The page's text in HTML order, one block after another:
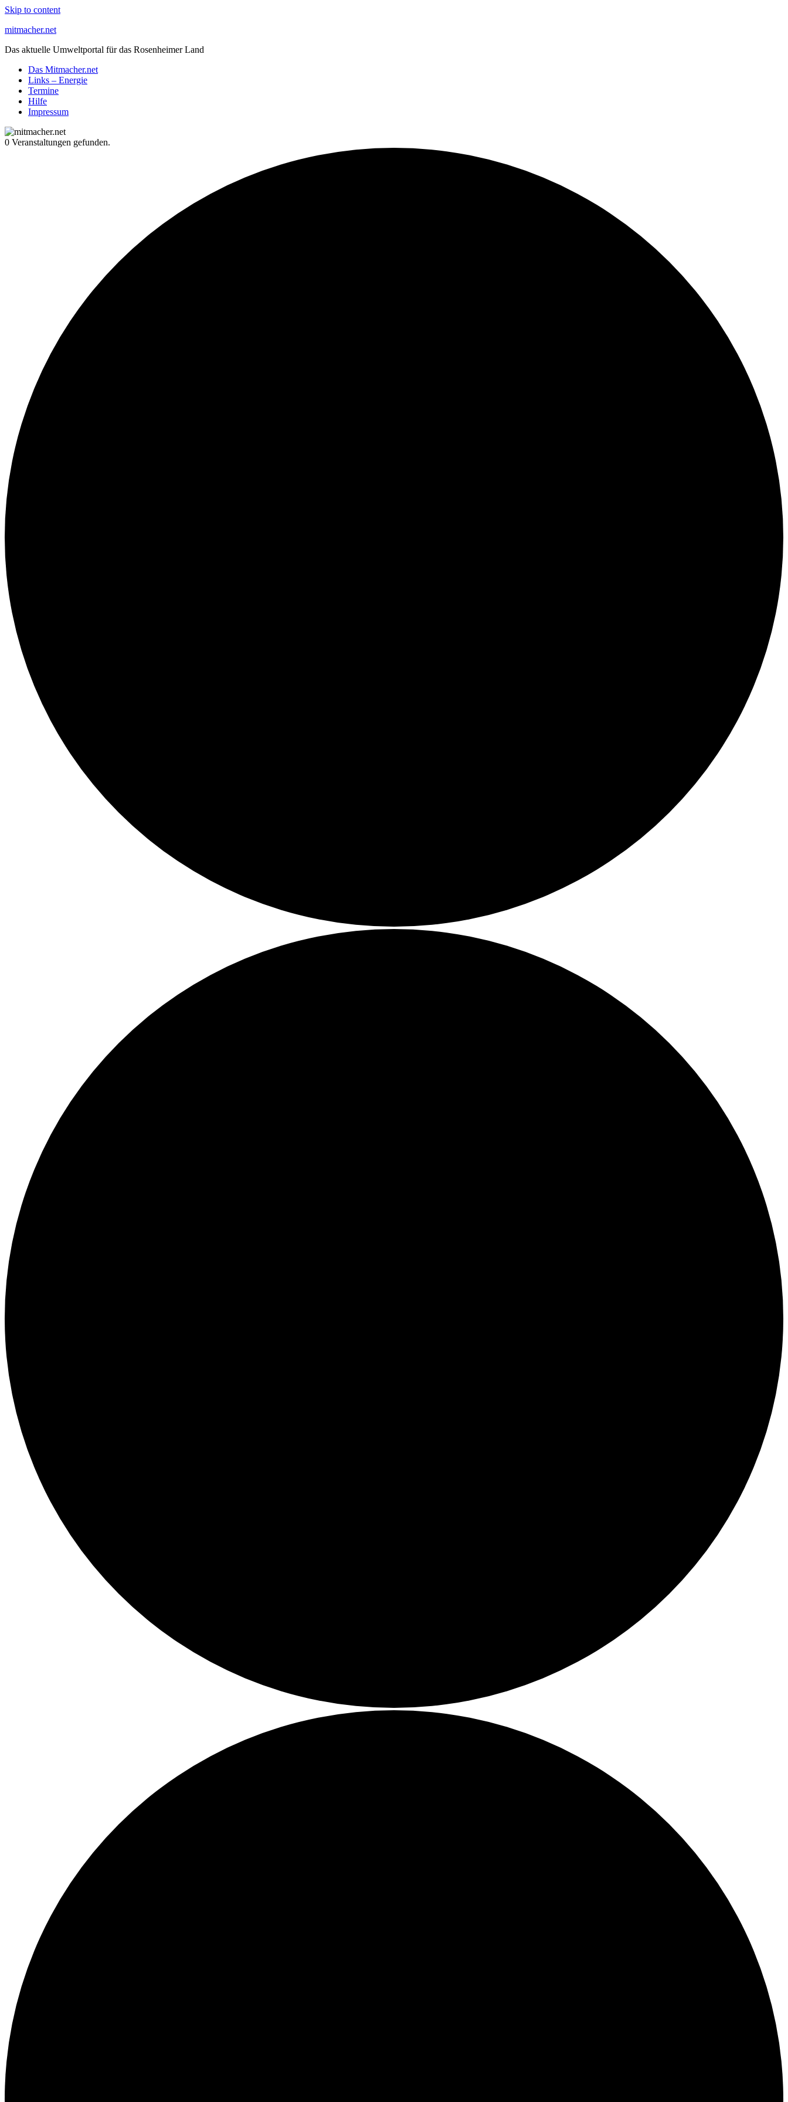
Skip to content
mitmacher.net
Das aktuelle Umweltportal für das Rosenheimer Land
Das Mitmacher.net
Links – Energie
Termine
Hilfe
Impressum
0 Veranstaltungen gefunden.